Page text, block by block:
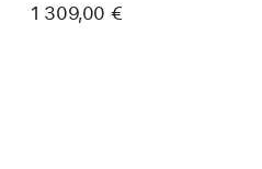
1 309,00 €